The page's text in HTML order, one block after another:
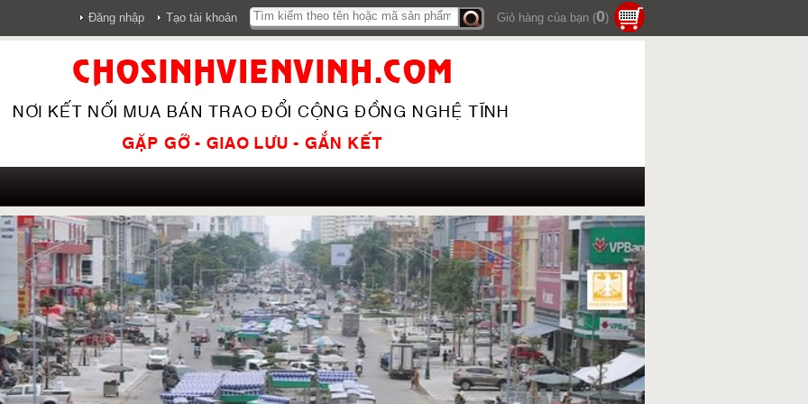
Đăng nhập
Tạo tài khoản
Tìm
Giỏ hàng của bạn (0)